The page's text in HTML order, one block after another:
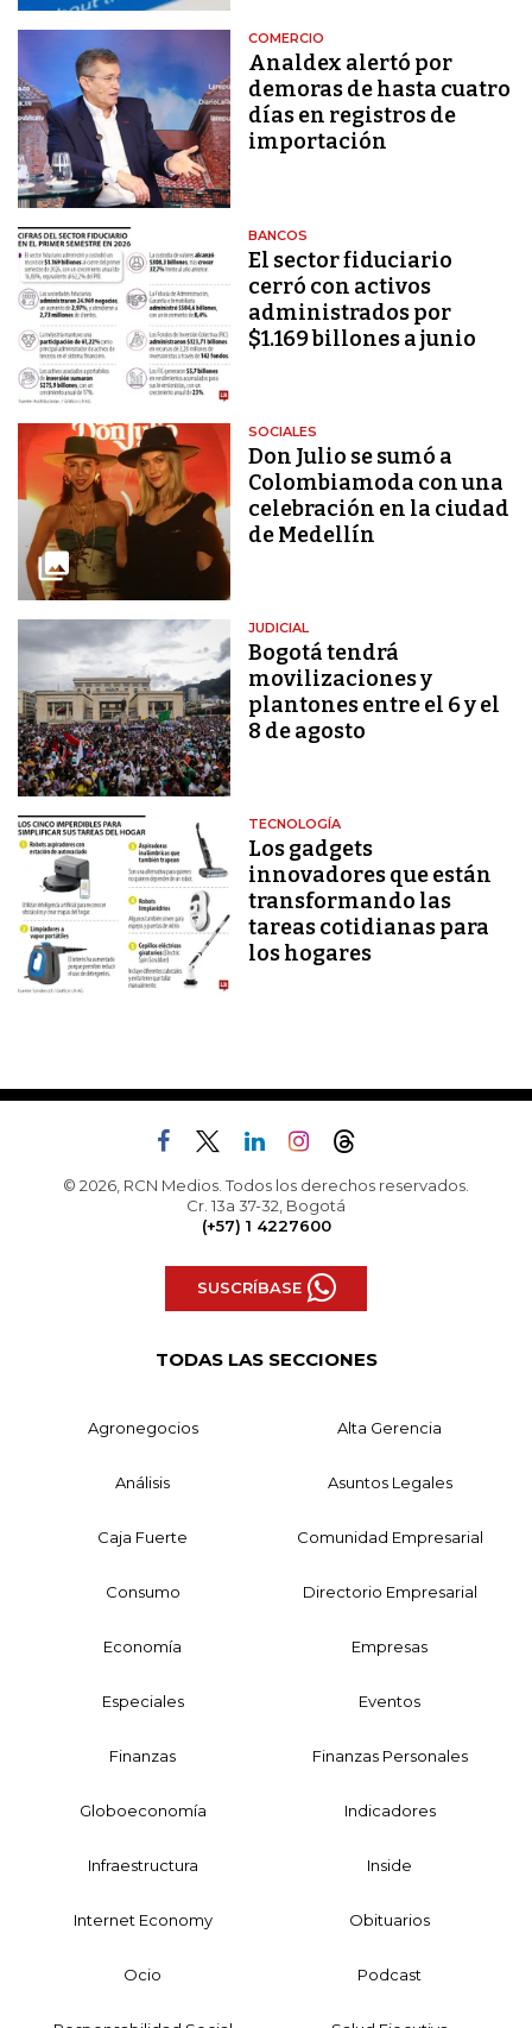
COMERCIO
Analdex alertó por
demoras de hasta cuatro
días en registros de
importación
BANCOS
El sector fiduciario
cerró con activos
administrados por
$1.169 billones a junio
SOCIALES
Don Julio se sumó a
Colombiamoda con una
celebración en la ciudad
de Medellín
JUDICIAL
Bogotá tendrá
movilizaciones y
plantones entre el 6 y el
8 de agosto
TECNOLOGÍA
Los gadgets
innovadores que están
transformando las
tareas cotidianas para
los hogares
© 2026, RCN Medios. Todos los derechos reservados.
Cr. 13a 37-32, Bogotá
(+57) 1 4227600
SUSCRÍBASE
TODAS LAS SECCIONES
Agronegocios Alta Gerencia
Análisis Asuntos Legales
Caja Fuerte Comunidad Empresarial
Consumo Directorio Empresarial
Economía Empresas
Especiales Eventos
Finanzas Finanzas Personales
Globoeconomía Indicadores
Infraestructura Inside
Internet Economy Obituarios
Ocio Podcast